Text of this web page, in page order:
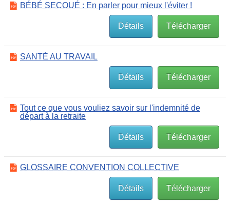
BÉBÉ SECOUÉ : En parler pour mieux l'éviter !
Télécharger
Détails
SANTÉ AU TRAVAIL
Télécharger
Détails
Tout ce que vous vouliez savoir sur l'indemnité de
départ à la retraite
Télécharger
Détails
GLOSSAIRE CONVENTION COLLECTIVE
Télécharger
Détails